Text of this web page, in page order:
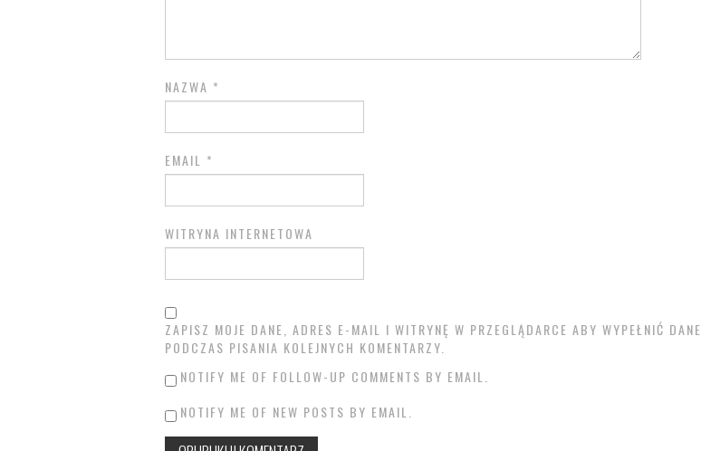
NAZWA *
EMAIL *
WITRYNA INTERNETOWA
ZAPISZ MOJE DANE, ADRES E-MAIL I WITRYNĘ W PRZEGLĄDARCE ABY WYPEŁNIĆ DANE
PODCZAS PISANIA KOLEJNYCH KOMENTARZY.
NOTIFY ME OF FOLLOW-UP COMMENTS BY EMAIL.
NOTIFY ME OF NEW POSTS BY EMAIL.